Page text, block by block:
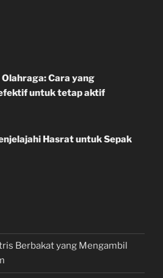
Cara yang
untuk tetap aktif
Hasrat untuk Sepak
Berbakat yang Mengambil